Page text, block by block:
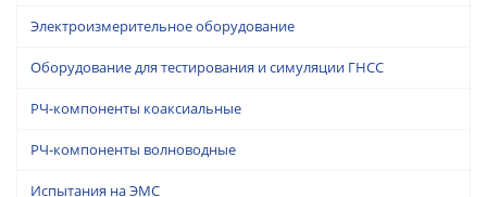
Электроизмерительное оборудование
Оборудование для тестирования и симуляции ГНСС
РЧ-компоненты коаксиальные
РЧ-компоненты волноводные
Испытания на ЭМС